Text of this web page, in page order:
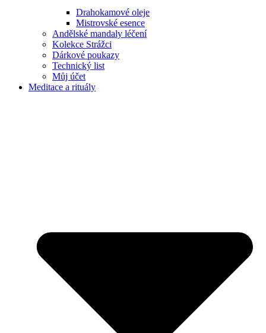
Drahokamové oleje
Mistrovské esence
Andělské mandaly léčení
Kolekce Strážci
Dárkové poukazy
Technický list
Můj účet
Meditace a rituály